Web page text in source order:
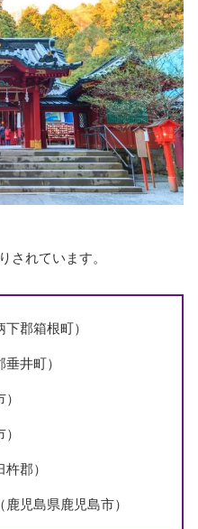
されています。
郡箱根町）
井町）
郡）
児島県鹿児島市）